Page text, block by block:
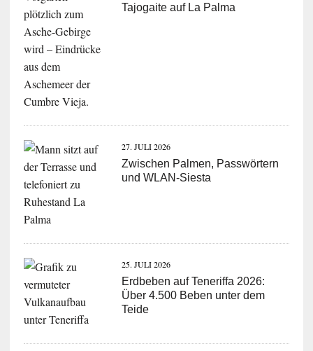
Tajogaite auf La Palma
27. JULI 2026
Zwischen Palmen, Passwörtern
und WLAN-Siesta
25. JULI 2026
Erdbeben auf Teneriffa 2026:
Über 4.500 Beben unter dem
Teide